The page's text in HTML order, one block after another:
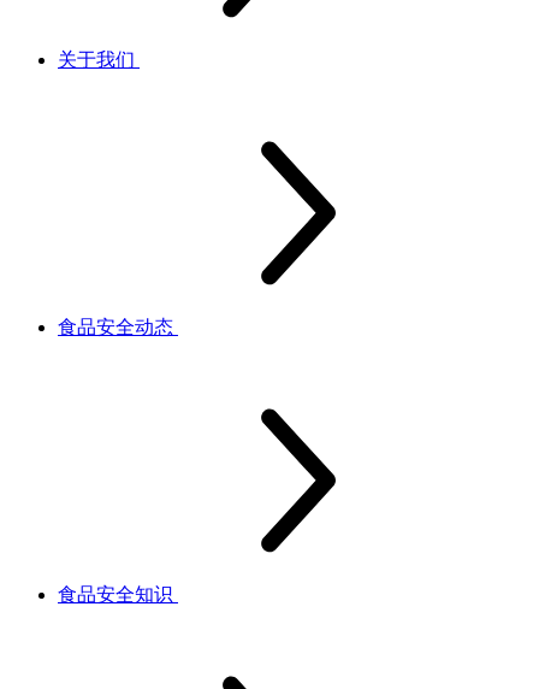
关于我们
食品安全动态
食品安全知识